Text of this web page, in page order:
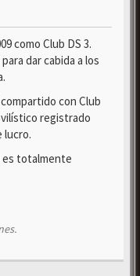
como Club DS 3.
dar cabida a los
con Club
registrado
lucro.
es totalmente